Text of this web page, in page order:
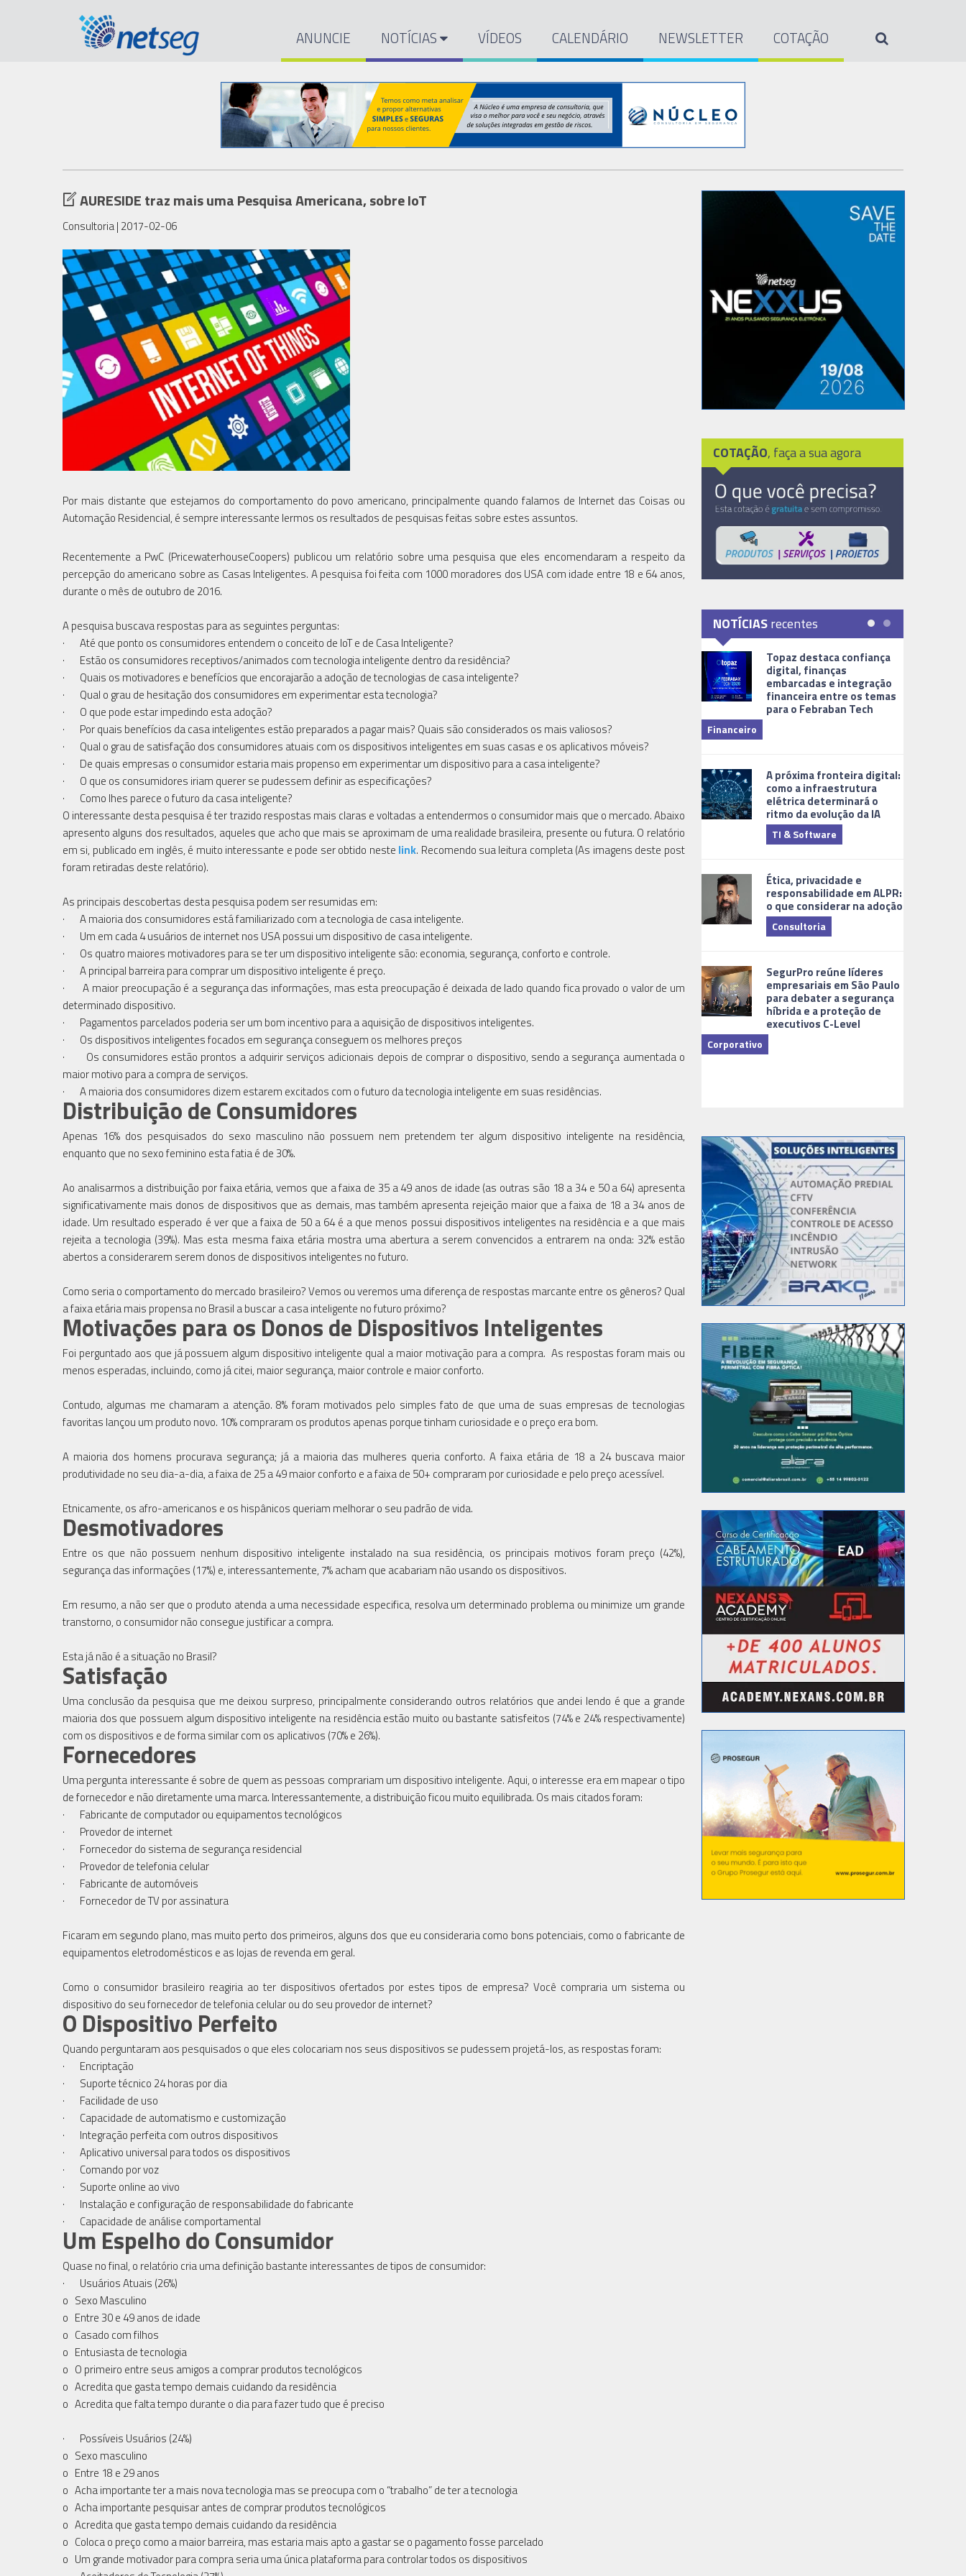
ANUNCIE NOTÍCIAS VÍDEOS CALENDÁRIO NEWSLETTER COTAÇÃO
AURESIDE traz mais uma Pesquisa Americana, sobre IoT
Consultoria| 2017-02-06
Por mais distante que estejamos do comportamento do povo americano, principalmente quando falamos de Internet das Coisas ou
Automação Residencial, é sempre interessante lermos os resultados de pesquisas feitas sobre estes assuntos.
Recentemente a PwC (PricewaterhouseCoopers) publicou um relatório sobre uma pesquisa que eles encomendaram a respeito da
percepção do americano sobre as Casas Inteligentes. A pesquisa foi feita com 1000 moradores dos USA com idade entre 18 e 64 anos,
durante o mês de outubro de 2016.
A pesquisa buscava respostas para as seguintes perguntas:
· Até que ponto os consumidores entendem o conceito de IoT e de Casa Inteligente?
· Estão os consumidores receptivos/animados com tecnologia inteligente dentro da residência?
· Quais os motivadores e benefícios que encorajarão a adoção de tecnologias de casa inteligente?
· Qual o grau de hesitação dos consumidores em experimentar esta tecnologia?
· O que pode estar impedindo esta adoção?
· Por quais benefícios da casa inteligentes estão preparados a pagar mais? Quais são considerados os mais valiosos?
· Qual o grau de satisfação dos consumidores atuais com os dispositivos inteligentes em suas casas e os aplicativos móveis?
· De quais empresas o consumidor estaria mais propenso em experimentar um dispositivo para a casa inteligente?
· O que os consumidores iriam querer se pudessem definir as especificações?
· Como lhes parece o futuro da casa inteligente?
O interessante desta pesquisa é ter trazido respostas mais claras e voltadas a entendermos o consumidor mais que o mercado. Abaixo
apresento alguns dos resultados, aqueles que acho que mais se aproximam de uma realidade brasileira, presente ou futura. O relatório
em si, publicado em inglês, é muito interessante e pode ser obtido neste link. Recomendo sua leitura completa (As imagens deste post
foram retiradas deste relatório).
As principais descobertas desta pesquisa podem ser resumidas em:
· A maioria dos consumidores está familiarizado com a tecnologia de casa inteligente.
· Um em cada 4 usuários de internet nos USA possui um dispositivo de casa inteligente.
· Os quatro maiores motivadores para se ter um dispositivo inteligente são: economia, segurança, conforto e controle.
· A principal barreira para comprar um dispositivo inteligente é preço.
· A maior preocupação é a segurança das informações, mas esta preocupação é deixada de lado quando fica provado o valor de um
determinado dispositivo.
· Pagamentos parcelados poderia ser um bom incentivo para a aquisição de dispositivos inteligentes.
· Os dispositivos inteligentes focados em segurança conseguem os melhores preços
· Os consumidores estão prontos a adquirir serviços adicionais depois de comprar o dispositivo, sendo a segurança aumentada o
maior motivo para a compra de serviços.
· A maioria dos consumidores dizem estarem excitados com o futuro da tecnologia inteligente em suas residências.
Distribuição de Consumidores
Apenas 16% dos pesquisados do sexo masculino não possuem nem pretendem ter algum dispositivo inteligente na residência,
enquanto que no sexo feminino esta fatia é de 30%.
Ao analisarmos a distribuição por faixa etária, vemos que a faixa de 35 a 49 anos de idade (as outras são 18 a 34 e 50 a 64) apresenta
significativamente mais donos de dispositivos que as demais, mas também apresenta rejeição maior que a faixa de 18 a 34 anos de
idade. Um resultado esperado é ver que a faixa de 50 a 64 é a que menos possui dispositivos inteligentes na residência e a que mais
rejeita a tecnologia (39%). Mas esta mesma faixa etária mostra uma abertura a serem convencidos a entrarem na onda: 32% estão
abertos a considerarem serem donos de dispositivos inteligentes no futuro.
Como seria o comportamento do mercado brasileiro? Vemos ou veremos uma diferença de respostas marcante entre os gêneros? Qual
a faixa etária mais propensa no Brasil a buscar a casa inteligente no futuro próximo?
Motivações para os Donos de Dispositivos Inteligentes
Foi perguntado aos que já possuem algum dispositivo inteligente qual a maior motivação para a compra. As respostas foram mais ou
menos esperadas, incluindo, como já citei, maior segurança, maior controle e maior conforto.
Contudo, algumas me chamaram a atenção. 8% foram motivados pelo simples fato de que uma de suas empresas de tecnologias
favoritas lançou um produto novo. 10% compraram os produtos apenas porque tinham curiosidade e o preço era bom.
A maioria dos homens procurava segurança; já a maioria das mulheres queria conforto. A faixa etária de 18 a 24 buscava maior
produtividade no seu dia-a-dia, a faixa de 25 a 49 maior conforto e a faixa de 50+ compraram por curiosidade e pelo preço acessível.
Etnicamente, os afro-americanos e os hispânicos queriam melhorar o seu padrão de vida.
Desmotivadores
Entre os que não possuem nenhum dispositivo inteligente instalado na sua residência, os principais motivos foram preço (42%),
segurança das informações (17%) e, interessantemente, 7% acham que acabariam não usando os dispositivos.
Em resumo, a não ser que o produto atenda a uma necessidade especifica, resolva um determinado problema ou minimize um grande
transtorno, o consumidor não consegue justificar a compra.
Esta já não é a situação no Brasil?
Satisfação
Uma conclusão da pesquisa que me deixou surpreso, principalmente considerando outros relatórios que andei lendo é que a grande
maioria dos que possuem algum dispositivo inteligente na residência estão muito ou bastante satisfeitos (74% e 24% respectivamente)
com os dispositivos e de forma similar com os aplicativos (70% e 26%).
Fornecedores
Uma pergunta interessante é sobre de quem as pessoas comprariam um dispositivo inteligente. Aqui, o interesse era em mapear o tipo
de fornecedor e não diretamente uma marca. Interessantemente, a distribuição ficou muito equilibrada. Os mais citados foram:
· Fabricante de computador ou equipamentos tecnológicos
· Provedor de internet
· Fornecedor do sistema de segurança residencial
· Provedor de telefonia celular
· Fabricante de automóveis
· Fornecedor de TV por assinatura
Ficaram em segundo plano, mas muito perto dos primeiros, alguns dos que eu consideraria como bons potenciais, como o fabricante de
equipamentos eletrodomésticos e as lojas de revenda em geral.
Como o consumidor brasileiro reagiria ao ter dispositivos ofertados por estes tipos de empresa? Você compraria um sistema ou
dispositivo do seu fornecedor de telefonia celular ou do seu provedor de internet?
O Dispositivo Perfeito
Quando perguntaram aos pesquisados o que eles colocariam nos seus dispositivos se pudessem projetá-los, as respostas foram:
· Encriptação
· Suporte técnico 24 horas por dia
· Facilidade de uso
· Capacidade de automatismo e customização
· Integração perfeita com outros dispositivos
· Aplicativo universal para todos os dispositivos
· Comando por voz
· Suporte online ao vivo
· Instalação e configuração de responsabilidade do fabricante
· Capacidade de análise comportamental
Um Espelho do Consumidor
Quase no final, o relatório cria uma definição bastante interessantes de tipos de consumidor:
· Usuários Atuais (26%)
o Sexo Masculino
o Entre 30 e 49 anos de idade
o Casado com filhos
o Entusiasta de tecnologia
o O primeiro entre seus amigos a comprar produtos tecnológicos
o Acredita que gasta tempo demais cuidando da residência
o Acredita que falta tempo durante o dia para fazer tudo que é preciso
· Possíveis Usuários (24%)
o Sexo masculino
o Entre 18 e 29 anos
o Acha importante ter a mais nova tecnologia mas se preocupa com o “trabalho” de ter a tecnologia
o Acha importante pesquisar antes de comprar produtos tecnológicos
o Acredita que gasta tempo demais cuidando da residência
o Coloca o preço como a maior barreira, mas estaria mais apto a gastar se o pagamento fosse parcelado
o Um grande motivador para compra seria uma única plataforma para controlar todos os dispositivos
COTAÇÃO, faça a sua agora
NOTÍCIASrecentes
Topaz destaca confiança
digital, finanças
embarcadas e integração
financeira entre os temas
para o Febraban Tech
Financeiro
A próxima fronteira digital:
como a infraestrutura
elétrica determinará o
ritmo da evolução da IA
TI & Software
Ética, privacidade e
responsabilidade em ALPR:
o que considerar na adoção
Consultoria
SegurPro reúne líderes
empresariais em São Paulo
para debater a segurança
híbrida e a proteção de
executivos C-Level
Corporativo